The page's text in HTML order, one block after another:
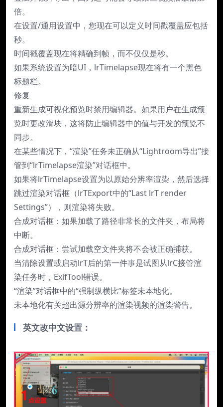
倍。
在设置/通用设置中，您现在可以定义时间戳覆盖应包括
秒。
时间戳覆盖现在将精确到帧，而不仅仅是秒。
如果系统设置为暗UI，lrTimelapse现在将有一个黑色
标题栏。
修复
重新生成可视化预览时禁用编辑器。如果用户在生成预
览时更改滑块，这将防止编辑器中的值与开发的预览不
同步。
在某些情况下，“渲染”任务未正确从“Lightroom导出”接
管到“lrTimelapse渲染”对话框中。
如果将lrTimelapse设置为以原始分辨率渲染，然后选择
跳过渲染对话框（lrTExport中的“Last lrT render
Settings”），则渲染将失败。
合成对话框：如果加载了路径非常长的文件夹，布局将
中断。
合成对话框：尝试加载空文件夹将不会被正确捕获。
当清除设置或启动lrT后的第一件事是试图从lrC接管渲
染任务时，ExifTool错误。
“渲染”对话框中的“强制纵横比”标签未本地化。
未本地化有关超出源分辨率的渲染视频的渲染警告。
英文改中文设置：